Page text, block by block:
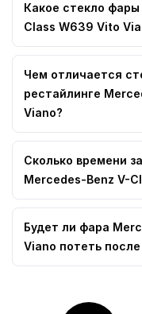
Какое стекло
Class W639 Vito
Чем отличается
рестайлинге
Viano?
Сколько времени
Mercedes-Benz V-
Будет ли фара
Viano потеть